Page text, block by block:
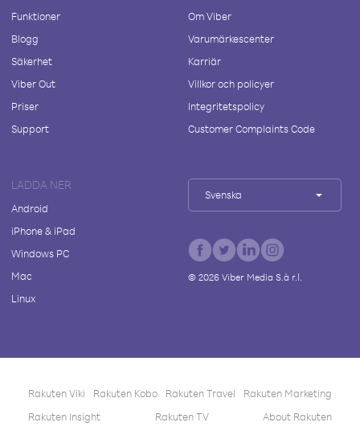
Funktioner
Blogg
Säkerhet
Viber Out
Priser
Support
Om Viber
Varumärkescenter
Karriär
Villkor och policyer
Integritetspolicy
Customer Complaints Code
LADDA NER
Android
iPhone & iPad
Windows PC
Mac
Linux
Svenska
© 2026Viber Media S.à r.l.
Rakuten Viki Rakuten Kobo Rakuten Travel
Rakuten Marketing
Rakuten Insight
Rakuten TV About Rakuten